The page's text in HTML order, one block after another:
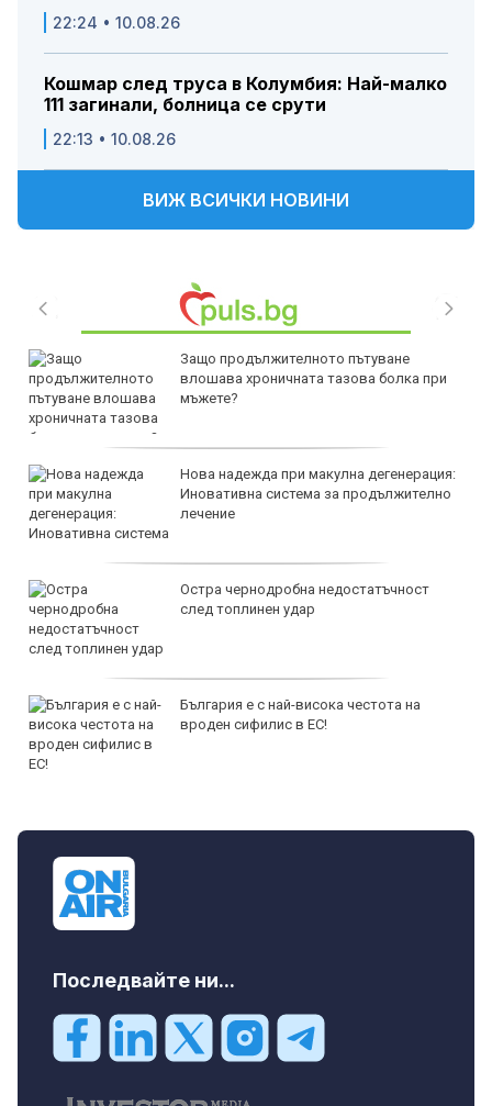
22:24 • 10.08.26
Кошмар след труса в Колумбия: Най-малко
111 загинали, болница се срути
22:13 • 10.08.26
ВИЖ ВСИЧКИ НОВИНИ
Защо продължителното пътуване
влошава хроничната тазова болка при
мъжете?
Нова надежда при макулна дегенерация:
Иновативна система за продължително
лечение
Остра чернодробна недостатъчност
след топлинен удар
България е с най-висока честота на
вроден сифилис в ЕС!
Последвайте ни...